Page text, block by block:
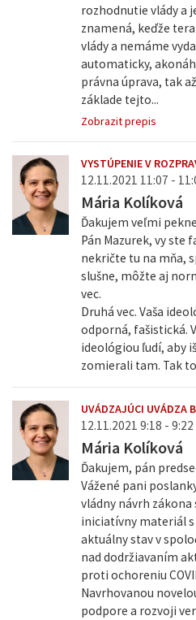
rozhodnutie vlády a
znamená, keďže
vlády a nemáme
automaticky,
právna úprava, tak
základe tejto...
Zobrazit prepis
VYSTÚPENIE V
12.11.2021 11:07 -
Mária Kolíková
Ďakujem veľmi
Pán Mazurek, vy ste
nekričte tu na mňa,
slušne, môžte aj
vec.
Druhá vec. Vaša
odporná, fašistická.
ideológiou ľudí, aby
zomierali tam. Tak
UVÁDZAJÚCI UVÁDZA
12.11.2021 9:18 -
Mária Kolíková
Ďakujem, pán
Vážené pani
vládny návrh zákona
iniciatívny materiál
aktuálny stav v
nad dodržiavaním
proti ochoreniu
Navrhovanou
podpore a rozvoji